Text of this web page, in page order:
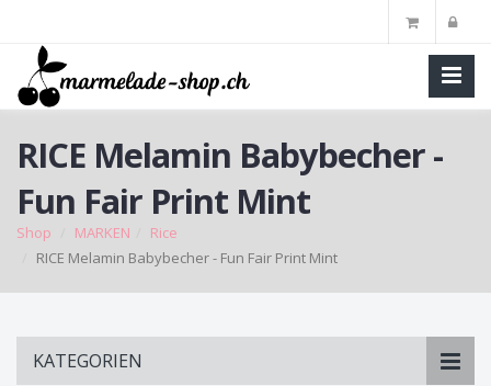
RICE Melamin Babybecher -
Fun Fair Print Mint
Shop MARKEN
Rice
RICE Melamin Babybecher - Fun Fair Print Mint
KATEGORIEN